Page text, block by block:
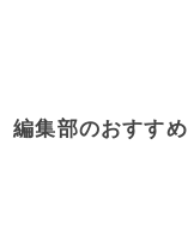
編集部のおすすめ